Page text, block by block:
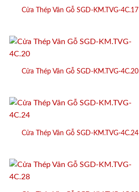
Cửa Thép Vân Gỗ SGD-KM.TVG-4C.17
Cửa Thép Vân Gỗ SGD-KM.TVG-4C.20
Cửa Thép Vân Gỗ SGD-KM.TVG-4C.24